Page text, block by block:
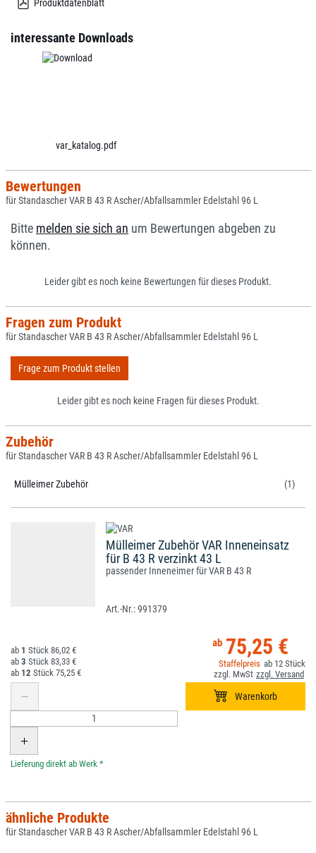
Produktdatenblatt
interessante Downloads
var_katalog.pdf
Bewertungen
für Standascher VAR B 43 R Ascher/Abfallsammler Edelstahl 96 L
Bitte melden sie sich an um Bewertungen abgeben zu
können.
Leider gibt es noch keine Bewertungen für dieses Produkt.
Fragen zum Produkt
für Standascher VAR B 43 R Ascher/Abfallsammler Edelstahl 96 L
Frage zum Produkt stellen
Leider gibt es noch keine Fragen für dieses Produkt.
Zubehör
für Standascher VAR B 43 R Ascher/Abfallsammler Edelstahl 96 L
Mülleimer Zubehör (1)
Mülleimer Zubehör VAR Inneneinsatz
für B 43 R verzinkt 43 L
passender Inneneimer für VAR B 43 R
991379
75,25 €
12
1
86,02 €
3
83,33 €
12
75,25 €
*
ähnliche Produkte
für Standascher VAR B 43 R Ascher/Abfallsammler Edelstahl 96 L